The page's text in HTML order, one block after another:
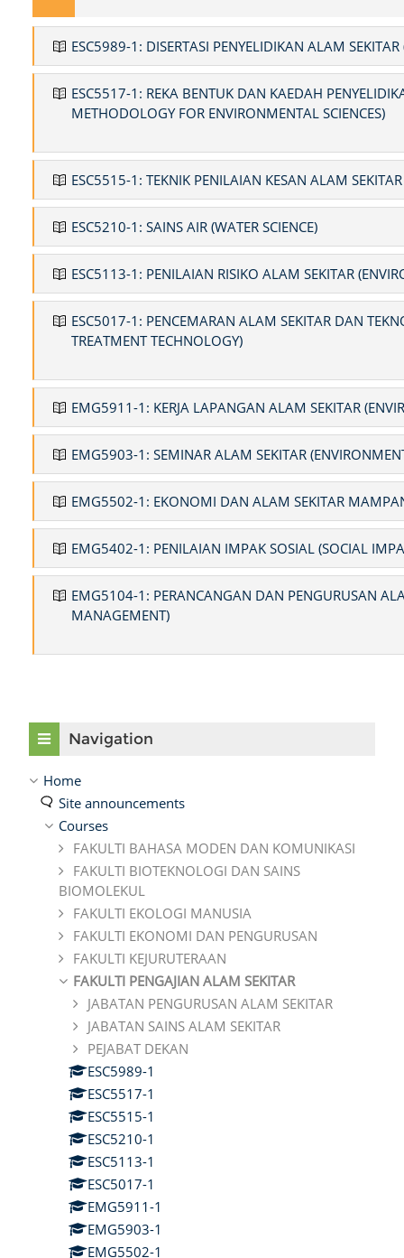
ESC5989-1: DISERTASI PENYELIDIKAN ALAM
ESC5517-1: REKA BENTUK DAN KAEDAH
METHODOLOGY FOR ENVIRONMENTAL SCIENCES)
ESC5515-1: TEKNIK PENILAIAN KESAN ALAM
ESC5210-1: SAINS AIR (WATER SCIENCE)
ESC5113-1: PENILAIAN RISIKO ALAM SEKITAR
ESC5017-1: PENCEMARAN ALAM SEKITAR DAN
TREATMENT TECHNOLOGY)
EMG5911-1: KERJA LAPANGAN ALAM SEKITAR
EMG5903-1: SEMINAR ALAM SEKITAR
EMG5502-1: EKONOMI DAN ALAM SEKITAR
EMG5402-1: PENILAIAN IMPAK SOSIAL (SOCIAL
EMG5104-1: PERANCANGAN DAN PENGURUSAN
MANAGEMENT)
Navigation
Home
Site announcements
Courses
FAKULTI BAHASA MODEN DAN KOMUNIKASI
FAKULTI BIOTEKNOLOGI DAN SAINS
BIOMOLEKUL
FAKULTI EKOLOGI MANUSIA
FAKULTI EKONOMI DAN PENGURUSAN
FAKULTI KEJURUTERAAN
FAKULTI PENGAJIAN ALAM SEKITAR
JABATAN PENGURUSAN ALAM SEKITAR
JABATAN SAINS ALAM SEKITAR
PEJABAT DEKAN
ESC5989-1
ESC5517-1
ESC5515-1
ESC5210-1
ESC5113-1
ESC5017-1
EMG5911-1
EMG5903-1
EMG5502-1